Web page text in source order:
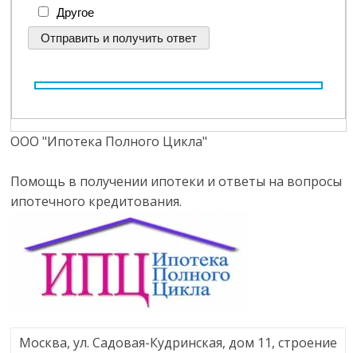
Другое
ООО "Ипотека Полного Цикла"
Помощь в получении ипотеки и ответы на вопросы
ипотечного кредитования.
Москва, ул. Садовая-Кудринская, дом 11, строение